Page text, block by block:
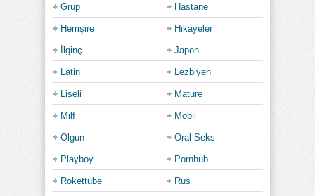
Grup Hastane
Hemşire Hikayeler
İlginç Japon
Latin Lezbiyen
Liseli Mature
Milf Mobil
Olgun Oral Seks
Playboy Pornhub
Rokettube Rus